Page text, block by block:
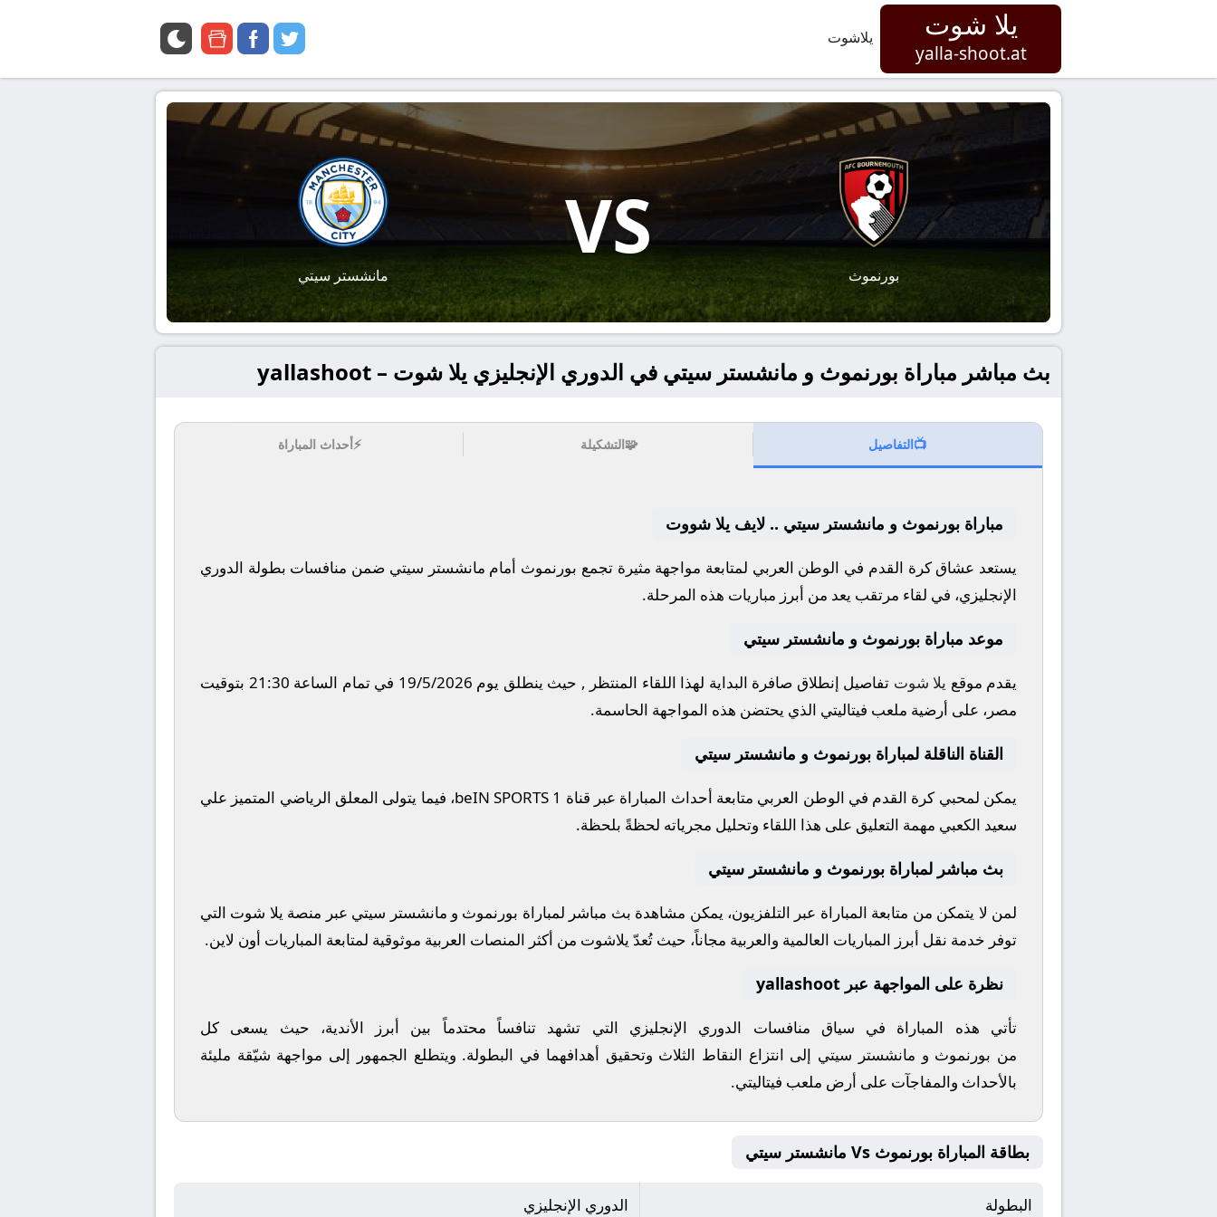
يلا شوت
yalla-shoot.at
يلاشوت twitter
facebook
google
بورنموث
VS
مانشستر سيتي
بث مباشر مباراة بورنموث و مانشستر سيتي في الدوري الإنجليزي يلا شوت – yallashoot
📺التفاصيل 🧩التشكيلة ⚡أحداث المباراة
مباراة بورنموث و مانشستر سيتي .. لايف يلا شووت
يستعد عشاق كرة القدم في الوطن العربي لمتابعة مواجهة مثيرة تجمع بورنموث أمام مانشستر سيتي ضمن منافسات بطولة الدوري
الإنجليزي، في لقاء مرتقب يعد من أبرز مباريات هذه المرحلة.
موعد مباراة بورنموث و مانشستر سيتي
يقدم موقع يلا شوت تفاصيل إنطلاق صافرة البداية لهذا اللقاء المنتظر , حيث ينطلق يوم 19/5/2026 في تمام الساعة 21:30 بتوقيت
مصر، على أرضية ملعب فيتاليتي الذي يحتضن هذه المواجهة الحاسمة.
القناة الناقلة لمباراة بورنموث و مانشستر سيتي
يمكن لمحبي كرة القدم في الوطن العربي متابعة أحداث المباراة عبر قناة beIN SPORTS 1، فيما يتولى المعلق الرياضي المتميز علي
سعيد الكعبي مهمة التعليق على هذا اللقاء وتحليل مجرياته لحظةً بلحظة.
بث مباشر لمباراة بورنموث و مانشستر سيتي
لمن لا يتمكن من متابعة المباراة عبر التلفزيون، يمكن مشاهدة بث مباشر لمباراة بورنموث و مانشستر سيتي عبر منصة يلا شوت التي
توفر خدمة نقل أبرز المباريات العالمية والعربية مجاناً، حيث تُعدّ يلاشوت من أكثر المنصات العربية موثوقية لمتابعة المباريات أون لاين.
نظرة على المواجهة عبر yallashoot
تأتي هذه المباراة في سياق منافسات الدوري الإنجليزي التي تشهد تنافساً محتدماً بين أبرز الأندية، حيث يسعى كل
من بورنموث و مانشستر سيتي إلى انتزاع النقاط الثلاث وتحقيق أهدافهما في البطولة. ويتطلع الجمهور إلى مواجهة شيّقة مليئة
بالأحداث والمفاجآت على أرض ملعب فيتاليتي.
بطاقة المباراة بورنموث Vs مانشستر سيتي
البطولة الدوري الإنجليزي